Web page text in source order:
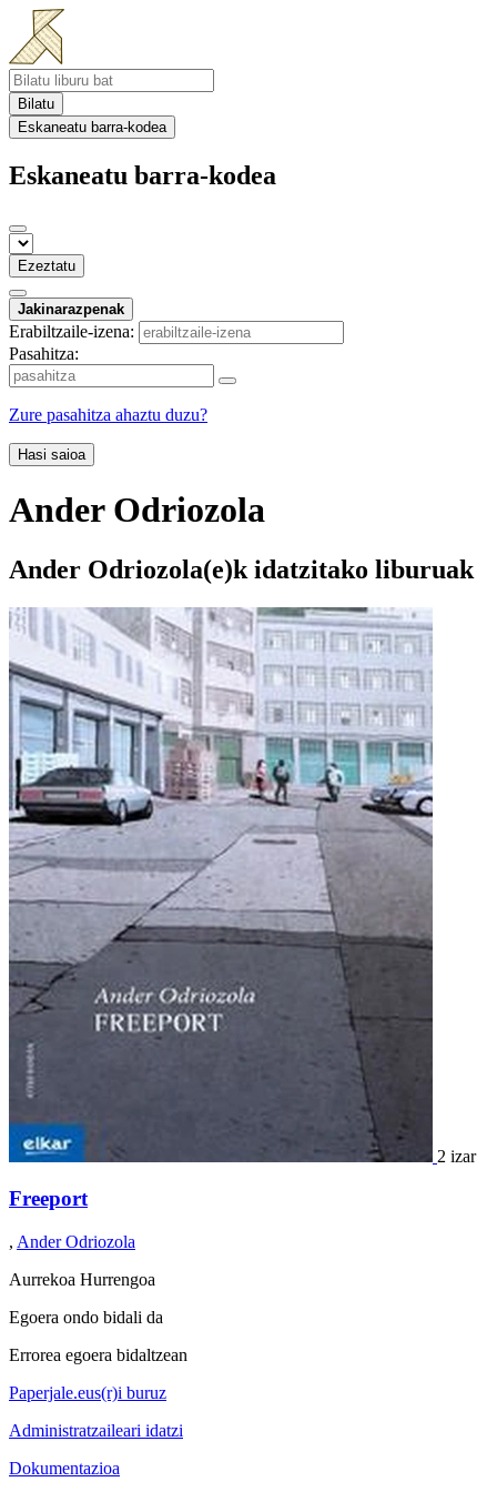
Bilatu
Eskaneatu barra-kodea
Eskaneatu barra-kodea
Ezeztatu
Jakinarazpenak
Erabiltzaile-izena:
Pasahitza:
Zure pasahitza ahaztu duzu?
Hasi saioa
Ander Odriozola
Ander Odriozola(e)k idatzitako liburuak
2 izar
Freeport
, Ander Odriozola
Aurrekoa Hurrengoa
Egoera ondo bidali da
Errorea egoera bidaltzean
Paperjale.eus(r)i buruz
Administratzaileari idatzi
Dokumentazioa